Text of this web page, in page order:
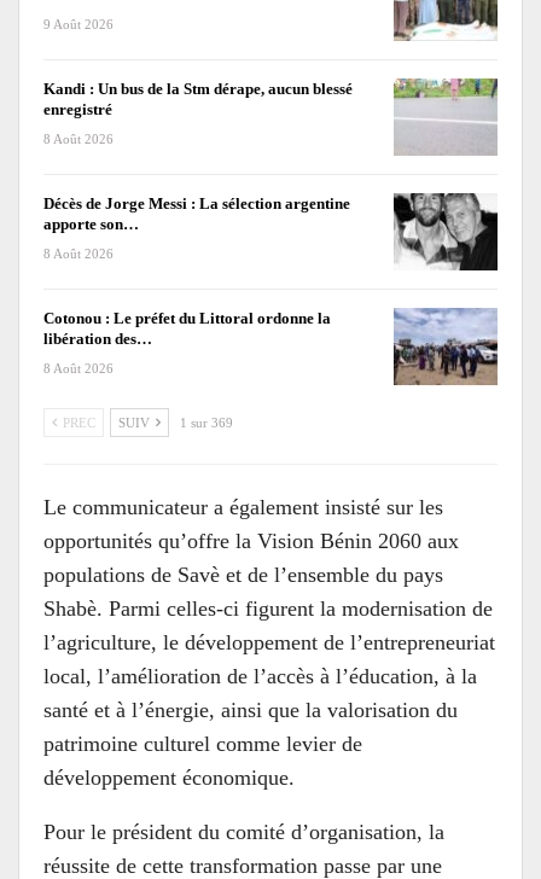
9 Août 2026
Kandi : Un bus de la Stm dérape, aucun blessé
enregistré
8 Août 2026
Décès de Jorge Messi : La sélection argentine
apporte son…
8 Août 2026
Cotonou : Le préfet du Littoral ordonne la
libération des…
8 Août 2026
PREC SUIV 1 sur 369
Le communicateur a également insisté sur les
opportunités qu’offre la Vision Bénin 2060 aux
populations de Savè et de l’ensemble du pays
Shabè. Parmi celles-ci figurent la modernisation de
l’agriculture, le développement de l’entrepreneuriat
local, l’amélioration de l’accès à l’éducation, à la
santé et à l’énergie, ainsi que la valorisation du
patrimoine culturel comme levier de
développement économique.
Pour le président du comité d’organisation, la
réussite de cette transformation passe par une